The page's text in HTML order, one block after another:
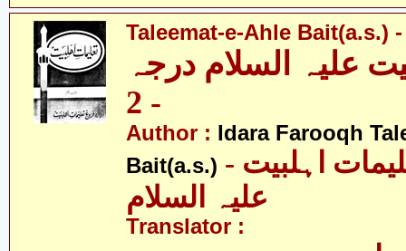
Taleemat-e-Ahle Bait(a.s.)
علیہ السلام درجہ
- 2
Author : Idara Farooqh
Bait(a.s.) - ادارہ فروغ تعلیمات اہلبیت
علیہ السلام
Translator :